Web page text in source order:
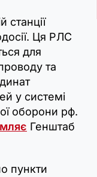
станції
Ця РЛС
для
та
у системі
оборони рф.
Генштаб
пункти